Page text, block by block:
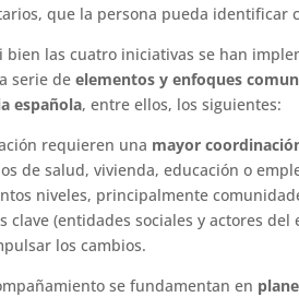
que la persona pueda identificar
bien las cuatro iniciativas se han
serie deelementos y enfoques
española, entre ellos, los siguientes:
requieren una mayor
de salud, vivienda, educación o
niveles, principalmente
clave (entidades sociales y actores
los cambios.
se fundamentan en